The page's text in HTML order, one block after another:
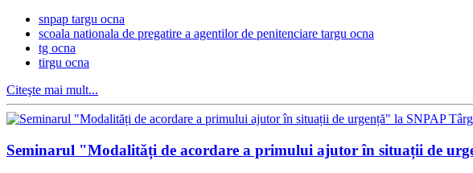
snpap targu ocna
scoala nationala de pregatire a agentilor de penitenciare targu ocna
tg ocna
tirgu ocna
Citeşte mai mult...
Seminarul "Modalități de acordare a primului ajutor în situații de